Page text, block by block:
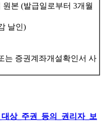
원본 (발급일로부터 3개월
날인)
는 증권계좌개설확인서 사
상_주권_등의_권리자_보